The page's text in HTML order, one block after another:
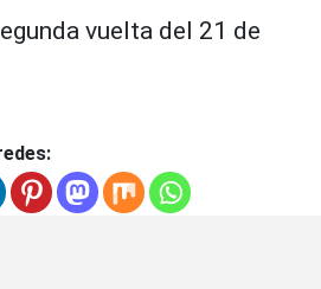
vuelta del 21 de